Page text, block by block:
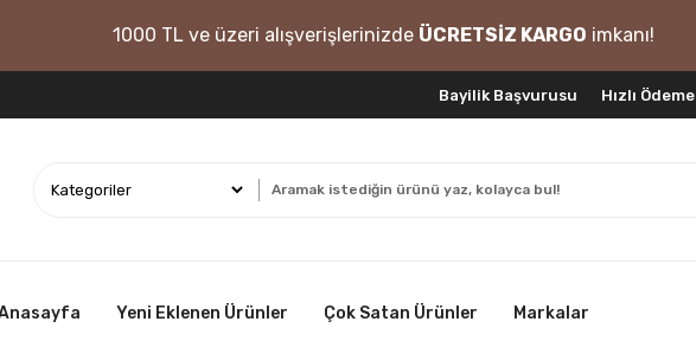
1000 TL ve üzeri alışverişlerinizde ÜCRETSİZ KARGO imkanı!
Bayilik Başvurusu Hızlı Ödeme
Yeni Eklenen Ürünler Çok Satan Ürünler Markalar